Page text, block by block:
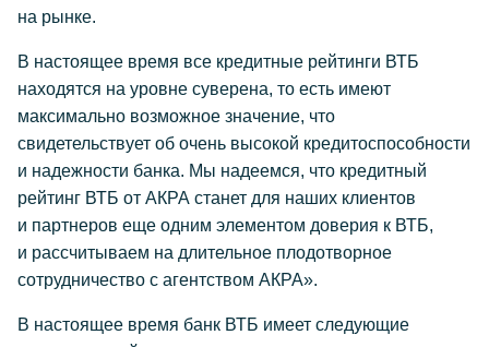
на рынке.
В настоящее время все кредитные рейтинги ВТБ
находятся на уровне суверена, то есть имеют
максимально возможное значение, что
свидетельствует об очень высокой кредитоспособности
и надежности банка. Мы надеемся, что кредитный
рейтинг ВТБ от АКРА станет для наших клиентов
и партнеров еще одним элементом доверия к ВТБ,
и рассчитываем на длительное плодотворное
сотрудничество с агентством АКРА».
В настоящее время банк ВТБ имеет следующие